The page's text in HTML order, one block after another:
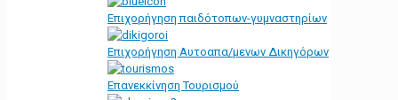
Επιχορήγηση παιδότοπων-γυμναστηρίων
Επιχορήγηση Αυτοαπα/μενων Δικηγόρων
Επανεκκίνηση Τουρισμού